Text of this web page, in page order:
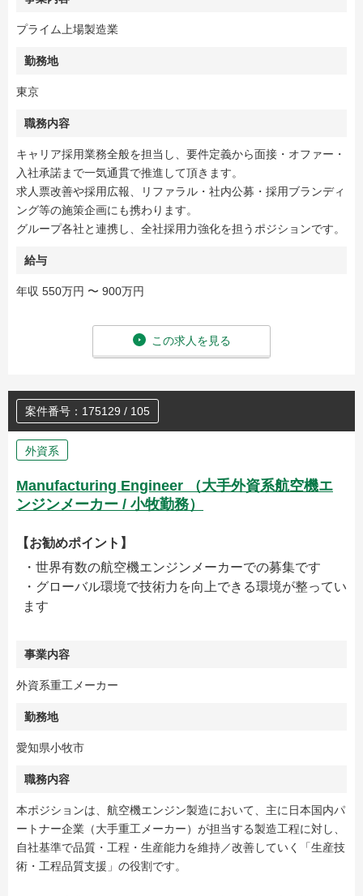
プライム上場製造業
勤務地
東京
職務内容
キャリア採用業務全般を担当し、要件定義から面接・オファー・
入社承諾まで一気通貫で推進して頂きます。
求人票改善や採用広報、リファラル・社内公募・採用ブランディ
ング等の施策企画にも携わります。
グループ各社と連携し、全社採用力強化を担うポジションです。
給与
年収 550万円 〜 900万円
この求人を見る
案件番号：175129 / 105
外資系
Manufacturing Engineer （大手外資系航空機エ
ンジンメーカー / 小牧勤務）
【お勧めポイント】
・世界有数の航空機エンジンメーカーでの募集です
・グローバル環境で技術力を向上できる環境が整ってい
ます
事業内容
外資系重工メーカー
勤務地
愛知県小牧市
職務内容
本ポジションは、航空機エンジン製造において、主に日本国内パ
ートナー企業（大手重工メーカー）が担当する製造工程に対し、
自社基準で品質・工程・生産能力を維持／改善していく「生産技
術・工程品質支援」の役割です。